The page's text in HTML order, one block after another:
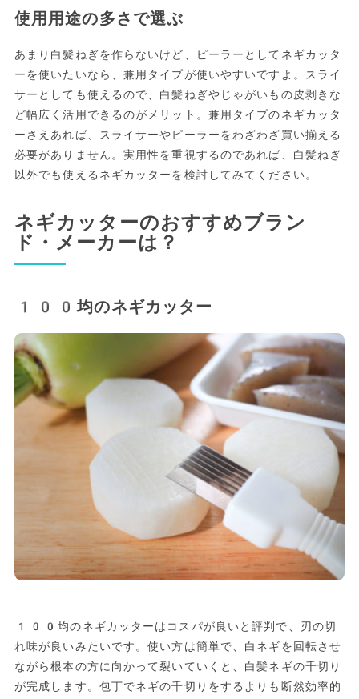
使用用途の多さで選ぶ
あまり白髪ねぎを作らないけど、ピーラーとしてネギカッタ
ーを使いたいなら、兼用タイプが使いやすいですよ。スライ
サーとしても使えるので、白髪ねぎやじゃがいもの皮剥きな
ど幅広く活用できるのがメリット。兼用タイプのネギカッタ
ーさえあれば、スライサーやピーラーをわざわざ買い揃える
必要がありません。実用性を重視するのであれば、白髪ねぎ
以外でも使えるネギカッターを検討してみてください。
ネギカッターのおすすめブラン
ド・メーカーは？
100均のネギカッター
100均のネギカッターはコスパが良いと評判で、刃の切
れ味が良いみたいです。使い方は簡単で、白ネギを回転させ
ながら根本の方に向かって裂いていくと、白髪ネギの千切り
が完成します。包丁でネギの千切りをするよりも断然効率的